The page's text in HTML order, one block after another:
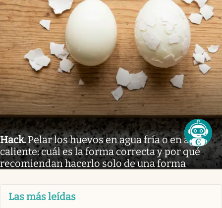
Hack.Pelar los huevos en agua fría o en agua
caliente: cuál es la forma correcta y por qué
recomiendan hacerlo solo de una forma
Las más leídas